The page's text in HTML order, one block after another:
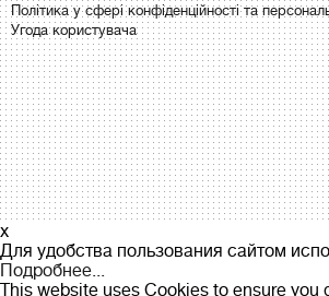
Політика у сфері конфіденційності та
Угода користувача
x
Для удобства пользования сайтом
Подробнее...
This website uses Cookies to ensure you